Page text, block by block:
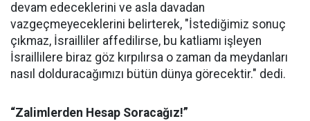
devam edeceklerini ve asla davadan
vazgeçmeyeceklerini belirterek, "İstediğimiz sonuç
çıkmaz, İsrailliler affedilirse, bu katliamı işleyen
İsraillilere biraz göz kırpılırsa o zaman da meydanları
nasıl dolduracağımızı bütün dünya görecektir." dedi.
“Zalimlerden Hesap Soracağız!”